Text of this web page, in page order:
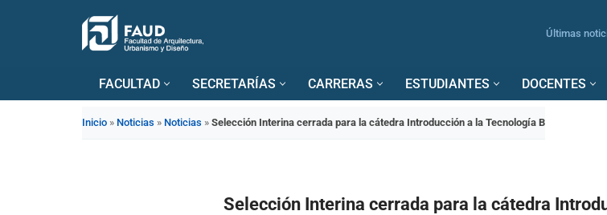
Últimas
FACULTAD SECRETARÍAS CARRERAS ESTUDIANTES DOCENTES
Inicio » Noticias » Noticias » Selección Interina cerrada para la cátedra Introducción a la Tecnología B
Selección Interina cerrada para la cátedra